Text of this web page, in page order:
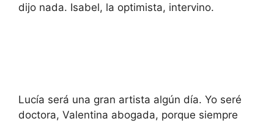
dijo nada. Isabel, la optimista, intervino.
Lucía será una gran artista algún día. Yo seré
doctora, Valentina abogada, porque siempre